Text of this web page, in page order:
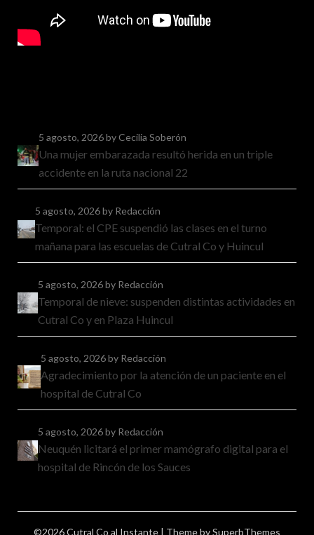
5 agosto, 2026by Cecilia Soberón
Una mujer embarazada resultó herida en un triple
accidente en la ruta nacional 22
5 agosto, 2026by Redacción
Temporal: el CPE suspendió las clases en el turno
mañana para las escuelas de Cutral Co y Huincul
5 agosto, 2026by Redacción
Temporal de nieve: suspenden distintas actividades en
Cutral Co y en Plaza Huincul
5 agosto, 2026by Redacción
Agradecimiento por la atención de un paciente en el
hospital de Cutral Co
5 agosto, 2026by Redacción
Neuquén licitará el primer mamógrafo digital para el
hospital de Rincón de los Sauces
©2026 Cutral Co al Instante | Theme bySuperbThemes